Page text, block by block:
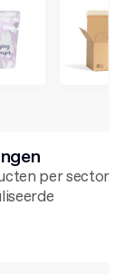
per sector